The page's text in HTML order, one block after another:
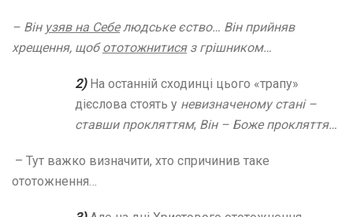
– Він узяв на Себелюдське єство… Він прийняв
хрещення, щобототожнитисяз грішником…
2) На останній сходинці цього «трапу»
дієслова стоять у невизначеному стані –
ставши прокляттям; Він – Боже прокляття…
– Тут важко визначити, хто спричинив таке
ототожнення…